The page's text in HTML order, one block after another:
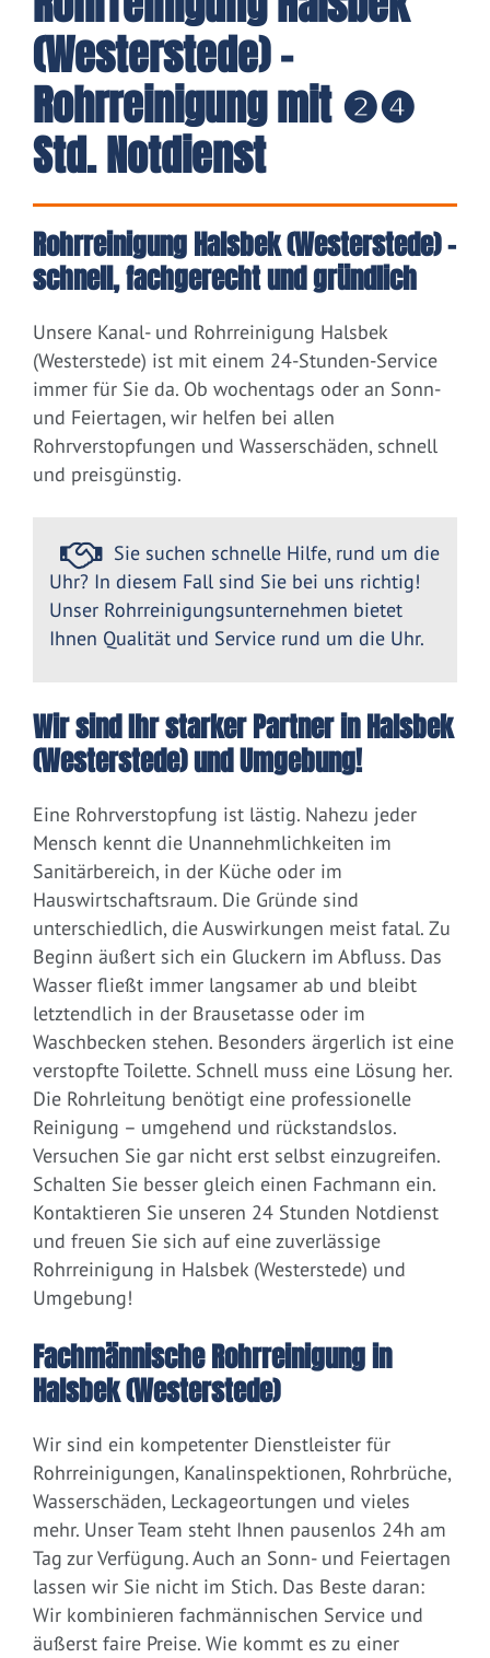
(Westerstede) -
Rohrreinigung mit ❷❹
Std. Notdienst
Rohrreinigung Halsbek (Westerstede) –
schnell, fachgerecht und gründlich
Unsere Kanal- und Rohrreinigung Halsbek
(Westerstede) ist mit einem 24-Stunden-Service
immer für Sie da. Ob wochentags oder an Sonn-
und Feiertagen, wir helfen bei allen
Rohrverstopfungen und Wasserschäden, schnell
und preisgünstig.
Sie suchen schnelle Hilfe, rund um die
Uhr? In diesem Fall sind Sie bei uns richtig!
Unser Rohrreinigungsunternehmen bietet
Ihnen Qualität und Service rund um die Uhr.
Wir sind Ihr starker Partner in Halsbek
(Westerstede) und Umgebung!
Eine Rohrverstopfung ist lästig. Nahezu jeder
Mensch kennt die Unannehmlichkeiten im
Sanitärbereich, in der Küche oder im
Hauswirtschaftsraum. Die Gründe sind
unterschiedlich, die Auswirkungen meist fatal. Zu
Beginn äußert sich ein Gluckern im Abfluss. Das
Wasser fließt immer langsamer ab und bleibt
letztendlich in der Brausetasse oder im
Waschbecken stehen. Besonders ärgerlich ist eine
verstopfte Toilette. Schnell muss eine Lösung her.
Die Rohrleitung benötigt eine professionelle
Reinigung – umgehend und rückstandslos.
Versuchen Sie gar nicht erst selbst einzugreifen.
Schalten Sie besser gleich einen Fachmann ein.
Kontaktieren Sie unseren 24 Stunden Notdienst
und freuen Sie sich auf eine zuverlässige
Rohrreinigung in Halsbek (Westerstede) und
Umgebung!
Fachmännische Rohrreinigung in
Halsbek (Westerstede)
Wir sind ein kompetenter Dienstleister für
Rohrreinigungen, Kanalinspektionen, Rohrbrüche,
Wasserschäden, Leckageortungen und vieles
mehr. Unser Team steht Ihnen pausenlos 24h am
Tag zur Verfügung. Auch an Sonn- und Feiertagen
lassen wir Sie nicht im Stich. Das Beste daran:
Wir kombinieren fachmännischen Service und
äußerst faire Preise. Wie kommt es zu einer